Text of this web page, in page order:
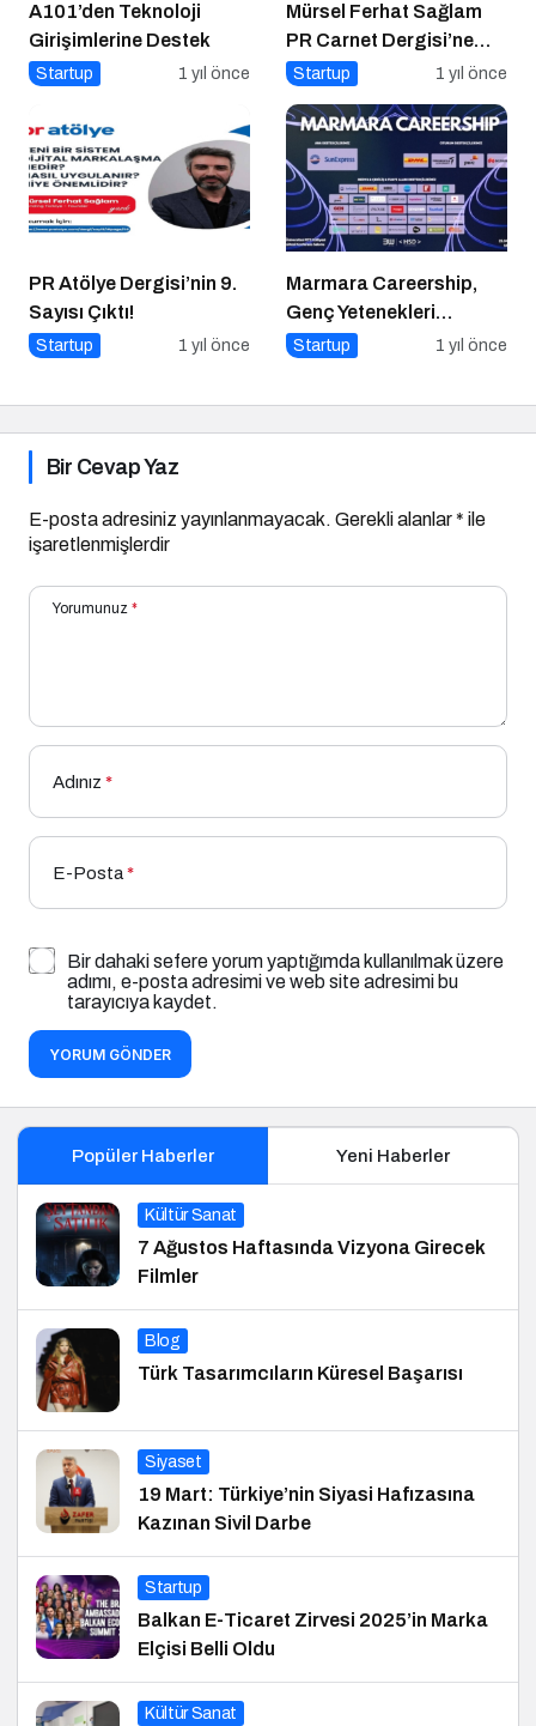
A101’den Teknoloji
Girişimlerine Destek
Startup 1 yıl önce
Mürsel Ferhat Sağlam
PR Carnet Dergisi’ne
Konuştu
Startup 1 yıl önce
PR Atölye Dergisi’nin 9.
Sayısı Çıktı!
Startup 1 yıl önce
Marmara Careership,
Genç Yetenekleri
Geleceğin İş Dünyasıyla
Startup 1 yıl önce
Bir Cevap Yaz
E-posta adresiniz yayınlanmayacak. Gerekli alanlar* ile
işaretlenmişlerdir
Yorumunuz *
Adınız *
E-Posta*
Bir dahaki sefere yorum yaptığımda kullanılmak üzere
adımı, e-posta adresimi ve web site adresimi bu
tarayıcıya kaydet.
YORUM GÖNDER
Popüler Haberler Yeni Haberler
Kültür Sanat
7 Ağustos Haftasında Vizyona Girecek
Filmler
Blog
Türk Tasarımcıların Küresel Başarısı
Siyaset
19 Mart: Türkiye’nin Siyasi Hafızasına
Kazınan Sivil Darbe
Startup
Balkan E-Ticaret Zirvesi 2025’in Marka
Elçisi Belli Oldu
Kültür Sanat